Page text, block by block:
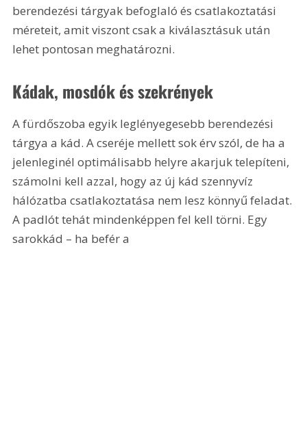
berendezési tárgyak befoglaló és csatlakoztatási
méreteit, amit viszont csak a kiválasztásuk után
lehet pontosan meghatározni.
Kádak, mosdók és szekrények
A fürdőszoba egyik leglényegesebb berendezési
tárgya a kád. A cseréje mellett sok érv szól, de ha a
jelenleginél optimálisabb helyre akarjuk telepíteni,
számolni kell azzal, hogy az új kád szennyvíz
hálózatba csatlakoztatása nem lesz könnyű feladat.
A padlót tehát mindenképpen fel kell törni. Egy
sarokkád – ha befér a